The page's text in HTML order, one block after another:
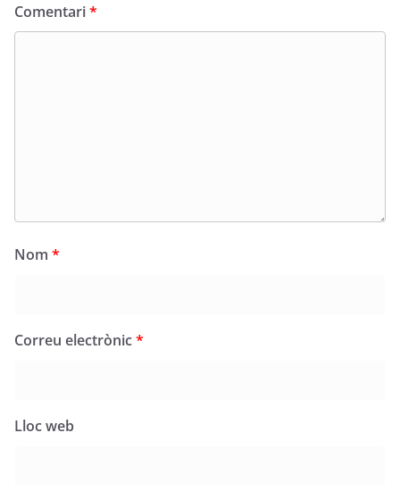
Comentari*
Nom *
Correu electrònic*
Lloc web